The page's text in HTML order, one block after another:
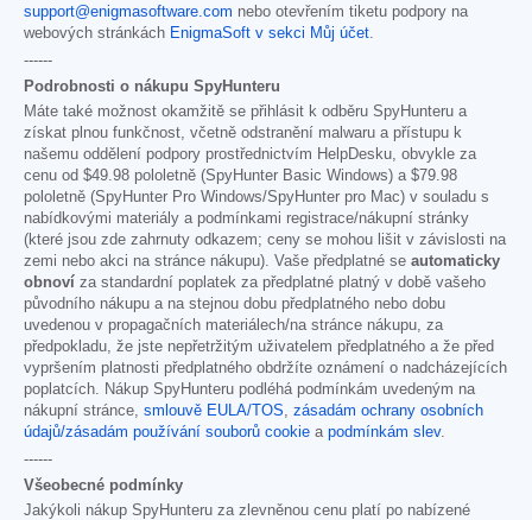
support@enigmasoftware.com nebo otevřením tiketu podpory na
webových stránkách EnigmaSoft v sekci Můj účet.
------
Podrobnosti o nákupu SpyHunteru
Máte také možnost okamžitě se přihlásit k odběru SpyHunteru a
získat plnou funkčnost, včetně odstranění malwaru a přístupu k
našemu oddělení podpory prostřednictvím HelpDesku, obvykle za
cenu od $49.98 pololetně (SpyHunter Basic Windows) a $79.98
pololetně (SpyHunter Pro Windows/SpyHunter pro Mac) v souladu s
nabídkovými materiály a podmínkami registrace/nákupní stránky
(které jsou zde zahrnuty odkazem; ceny se mohou lišit v závislosti na
zemi nebo akci na stránce nákupu). Vaše předplatné se automaticky
obnoví za standardní poplatek za předplatné platný v době vašeho
původního nákupu a na stejnou dobu předplatného nebo dobu
uvedenou v propagačních materiálech/na stránce nákupu, za
předpokladu, že jste nepřetržitým uživatelem předplatného a že před
vypršením platnosti předplatného obdržíte oznámení o nadcházejících
poplatcích. Nákup SpyHunteru podléhá podmínkám uvedeným na
nákupní stránce, smlouvě EULA/TOS, zásadám ochrany osobních
údajů/zásadám používání souborů cookie a podmínkám slev.
------
Všeobecné podmínky
Jakýkoli nákup SpyHunteru za zlevněnou cenu platí po nabízené